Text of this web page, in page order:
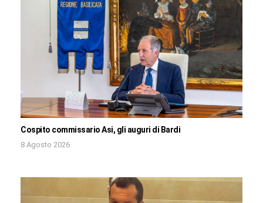
Cospito commissario Asi, gli auguri di Bardi
8 Agosto 2026